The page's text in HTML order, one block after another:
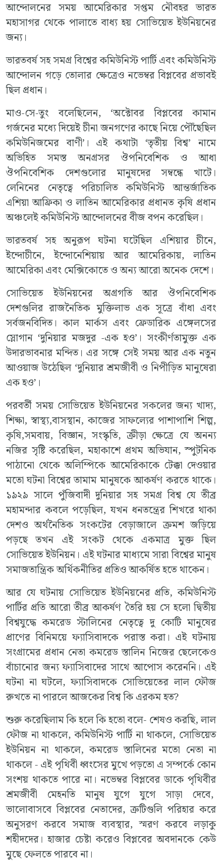
আন্দোলনের সময় আমেরিকার সপ্তম নৌবহর ভারত
মহাসাগর থেকে পালাতে বাধ্য হয় সোভিয়েত ইউনিয়নের
জন্য।
ভারতবর্ষ সহ সমগ্র বিশ্বের কমিউনিস্ট পার্টি এবং কমিউনিস্ট
আন্দোলন গড়ে তোলার ক্ষেত্রেও নভেম্বর বিপ্লবের প্রভাবই
ছিল প্রধান।
মাও-সে-তুং বলেছিলেন, ‘অক্টোবর বিপ্লবের কামান
গর্জনের মধ্যে দিয়েই চীনা জনগণের কাছে নিয়ে পৌঁছেছিল
কমিউনিজমের বাণী’। এই কথাটা ‘তৃতীয় বিশ্ব’ নামে
অভিহিত সমস্ত অনগ্রসর ঔপনিবেশিক ও আধা
ঔপনিবেশিক দেশগুলোর মানুষদের সম্বন্ধে খাটে।
লেনিনের নেতৃত্বে পরিচালিত কমিউনিস্ট আন্তর্জাতিক
এশিয়া আফ্রিকা ও লাতিন আমেরিকার প্রধানত কৃষি প্রধান
অঞ্চলেই কমিউনিস্ট আন্দোলনের বীজ বপন করেছিল।
ভারতবর্ষ সহ অনুরূপ ঘটনা ঘটেছিল এশিয়ার চীনে,
ইন্দোচীনে, ইন্দোনেশিয়ায় আর আমেরিকায়, লাতিন
আমেরিকা এবং মেক্সিকোতে ও অন্য আরো অনেক দেশে।
সোভিয়েত ইউনিয়নের অগ্ৰগতি আর ঔপনিবেশিক
দেশগুলির রাজনৈতিক মুক্তিলাভ এক সূত্রে বাঁধা এবং
সর্বজনবিদিত। কাল মার্কস এবং ফ্রেডারিক এঙ্গেলসের
স্লোগান ‘দুনিয়ার মজদুর -এক হও’। সংকীর্ণতামুক্ত এক
উদারভাবনার মন্দিত। এর সঙ্গে সেই সময় আর এক নতুন
আওয়াজ উঠেছিল ‘দুনিয়ার শ্রমজীবী ও নিপীড়িত মানুষেরা
এক হও’।
পরবর্তী সময় সোভিয়েত ইউনিয়নের সকলের জন্য খাদ্য,
শিক্ষা, স্বাস্থ্য,বাসস্থান, কাজের সাফল্যের পাশাপাশি শিল্প,
কৃষি,সমবায়, বিজ্ঞান, সংস্কৃতি, ক্রীড়া ক্ষেত্রে যে অনন্য
নজির সৃষ্টি করেছিল, মহাকাশে প্রথম অভিযান, স্পুটনিক
পাঠানো থেকে অলিম্পিকে আমেরিকাকে টেক্কা দেওয়ার
মতো ঘটনা বিশ্বের তামাম মানুষকে আকর্ষণ করতে থাকে।
১৯২৯ সালে পুঁজিবাদী দুনিয়ার সহ সমগ্র বিশ্ব যে তীব্র
মহামন্দার কবলে পড়েছিল, যখন ধনতন্ত্রের শিখরে থাকা
দেশও অর্থনৈতিক সংকটের বেড়াজালে ক্রমশ জড়িয়ে
পড়ছে তখন এই সংকট থেকে একমাত্র মুক্ত ছিল
সোভিয়েত ইউনিয়ন। এই ঘটনার মাধ্যমে সারা বিশ্বের মানুষ
সমাজতান্ত্রিক অর্থিকনীতির প্রতিও আকর্ষিত হতে থাকেন।
আর যে ঘটনায় সোভিয়েত ইউনিয়নের প্রতি, কমিউনিস্ট
পার্টির প্রতি আরো তীব্র আকর্ষণ তৈরি হয় সে হলো দ্বিতীয়
বিশ্বযুদ্ধে কমরেড স্টালিনের নেতৃত্বে দু কোটি মানুষের
প্রাণের বিনিময়ে ফ্যাসিবাদকে পরাস্ত করা। এই ঘটনায়
সংগ্রামের প্রধান নেতা কমরেড স্তালিন নিজের ছেলেকেও
বাঁচানোর জন্য ফ্যাসিবাদের সাথে আপোস করেননি। এই
ঘটনা না ঘটলে, ফ্যাসিবাদকে সোভিয়েতের লাল ফৌজ
রুখতে না পারলে আজকের বিশ্ব কি এরকম হত?
শুরু করেছিলাম কি হলে কি হতো বলে- শেষও করছি, লাল
ফৌজ না থাকলে, কমিউনিস্ট পার্টি না থাকলে, সোভিয়েত
ইউনিয়ন না থাকলে, কমরেড স্তালিনের মতো নেতা না
থাকলে - এই পৃথিবী ধ্বংসের মুখে পড়তো এ সম্পর্কে কোন
সংশয় থাকতে পারে না। নভেম্বর বিপ্লবের ডাকে পৃথিবীর
শ্রমজীবী মেহনতি মানুষ যুগে যুগে সাড়া দেবে,
ভালোবাসবে বিপ্লবের নেতাদের, ত্রুটিগুলি পরিহার করে
অনুসরণ করবে সমাজ ব্যবস্থার, স্মরণ করবে লড়াকু
শহীদদের। হাজার চেষ্টা করেও বিপ্লবের অবদানকে কেউ
মুছে ফেলতে পারবে না।